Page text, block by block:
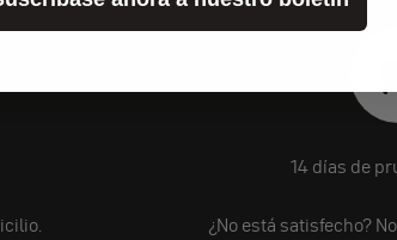
14 días de
¿No está satisfecho?